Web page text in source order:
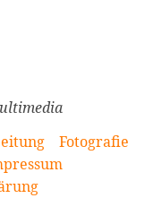
Fotografie